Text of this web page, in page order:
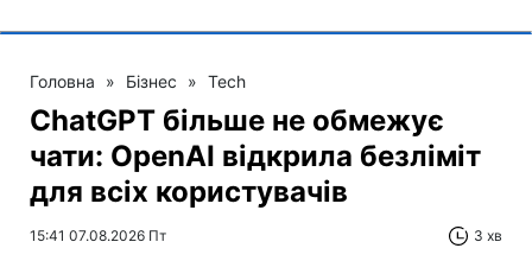
Головна » Бізнес » Tech
ChatGPT більше не обмежує
чати: OpenAI відкрила безліміт
для всіх користувачів
15:41 07.08.2026 Пт 3 хв